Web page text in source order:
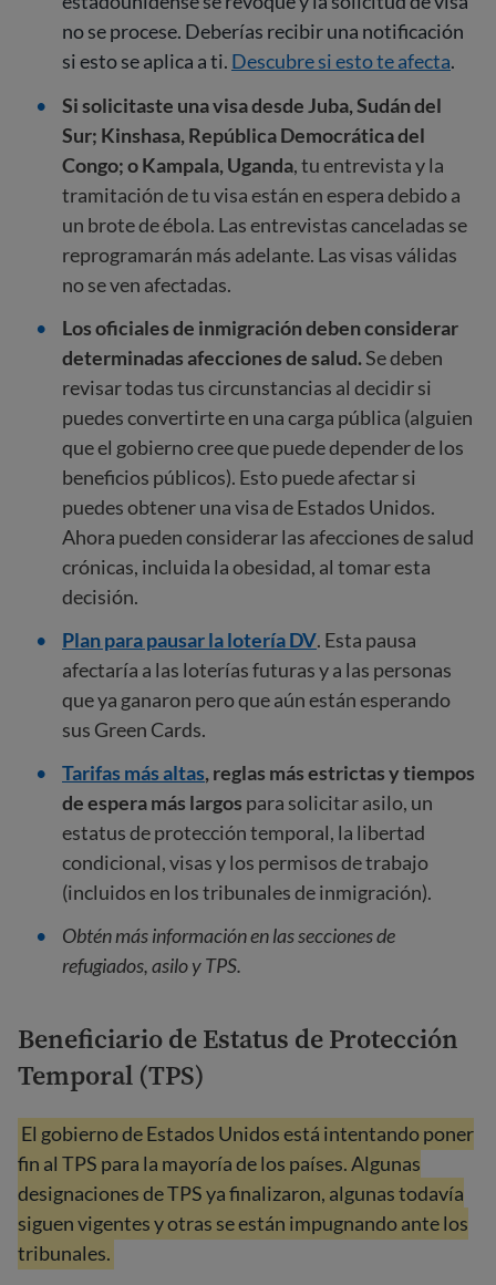
no se procese. Deberías recibir una notificación
si esto se aplica a ti. Descubre si esto te afecta.
Si solicitaste una visa desde Juba, Sudán del
Sur; Kinshasa, República Democrática del
Congo; o Kampala, Uganda, tu entrevista y la
tramitación de tu visa están en espera debido a
un brote de ébola. Las entrevistas canceladas se
reprogramarán más adelante. Las visas válidas
no se ven afectadas.
Los oficiales de inmigración deben considerar
determinadas afecciones de salud.Se deben
revisar todas tus circunstancias al decidir si
puedes convertirte en una carga pública (alguien
que el gobierno cree que puede depender de los
beneficios públicos). Esto puede afectar si
puedes obtener una visa de Estados Unidos.
Ahora pueden considerar las afecciones de salud
crónicas, incluida la obesidad, al tomar esta
decisión.
Plan para pausar la lotería DV. Esta pausa
afectaría a las loterías futuras y a las personas
que ya ganaron pero que aún están esperando
sus Green Cards.
Tarifas más altas, reglas más estrictas y tiempos
de espera más largos para solicitar asilo, un
estatus de protección temporal, la libertad
condicional, visas y los permisos de trabajo
(incluidos en los tribunales de inmigración).
Obtén más información en las secciones de
refugiados, asilo y TPS.
Beneficiario de Estatus de Protección
Temporal (TPS)
El gobierno de Estados Unidos está intentando poner
fin al TPS para la mayoría de los países. Algunas
designaciones de TPS ya finalizaron, algunas todavía
siguen vigentes y otras se están impugnando ante los
tribunales.